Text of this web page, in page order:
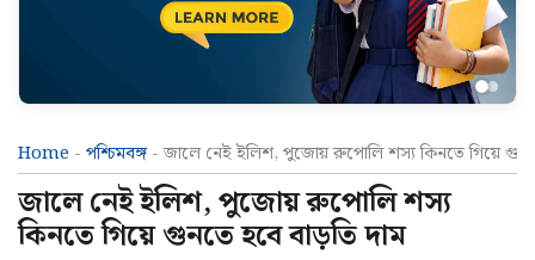
Home - পশ্চিমবঙ্গ-জালে নেই ইলিশ, পুজোয় রুপোলি শস্য কিনতে গিয়ে
জালে নেই ইলিশ, পুজোয় রুপোলি শস্য
কিনতে গিয়ে গুনতে হবে বাড়তি দাম